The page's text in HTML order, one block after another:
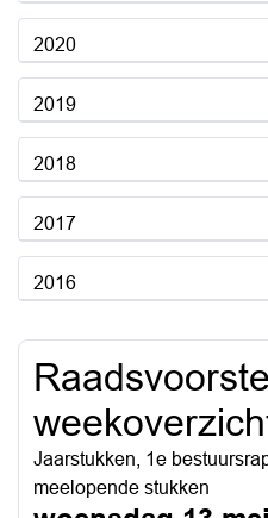
2020
2019
2018
2017
2016
Jaarstukken, 1e
meelopende stukken